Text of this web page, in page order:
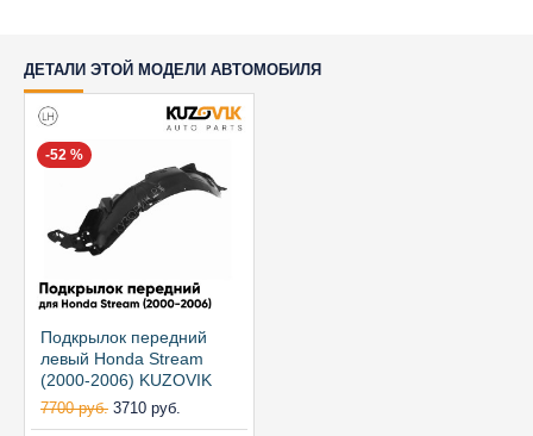
ДЕТАЛИ ЭТОЙ МОДЕЛИ АВТОМОБИЛЯ
-52 %
Подкрылок передний
левый Honda Stream
(2000-2006) KUZOVIK
7700 руб. 3710 руб.